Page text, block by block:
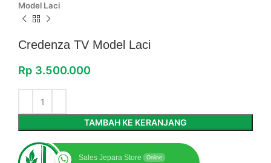
Model Laci
Credenza TV Model Laci
Rp 3.500.000
TAMBAH KE KERANJANG
Sales Jepara Store Online